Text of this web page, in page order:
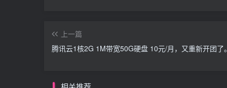
上一篇
腾讯云1核2G 1M带宽50G硬盘 10元/月，又重新开团了。